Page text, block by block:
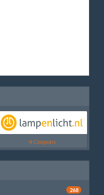
4 Coupons
268